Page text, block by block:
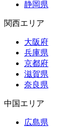
静岡県
関西エリア
大阪府
兵庫県
京都府
滋賀県
奈良県
中国エリア
広島県